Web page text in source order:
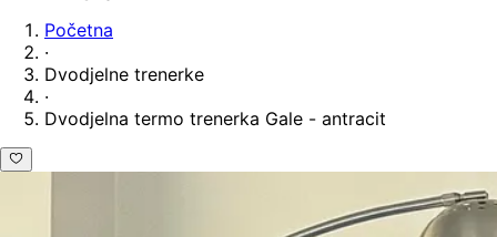
Početna
·
Dvodjelne trenerke
·
Dvodjelna termo trenerka Gale - antracit